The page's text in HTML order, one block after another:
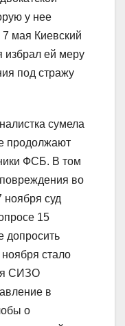
у нее
мая Киевский
ей меру
под стражу
сумела
продолжают
ФСБ. В том
во
ноября суд
15
допросить
ноября стало
СИЗО
в
о